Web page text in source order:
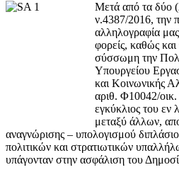
Μετά από τα δύο
ν.4387/2016, την
αλληλογραφία
φορείς, καθώς και
σύσσωμη την
Υπουργείου
και Κοινωνικής
αριθ. Φ10042/
εγκύκλιος του εν
μεταξύ άλλων,
αναγνώρισης – υπολογισμού
πολιτικών και στρατιωτικών
υπάγονταν στην ασφάλιση του